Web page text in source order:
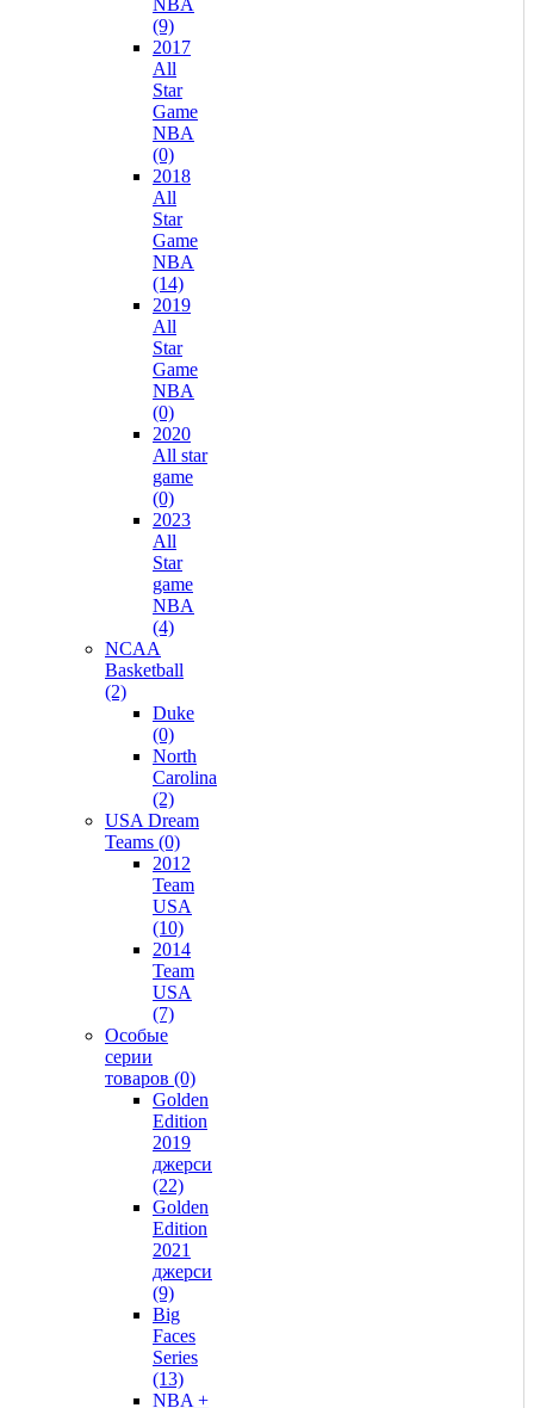
(9)
2017
All
Star
Game
NBA
(0)
2018
All
Star
Game
NBA
(14)
2019
All
Star
Game
NBA
(0)
2020
All star
game
(0)
2023
All
Star
game
NBA
(4)
NCAA
Basketball
(2)
Duke
(0)
North
Carolina
(2)
USA Dream
Teams (0)
2012
Team
USA
(10)
2014
Team
USA
(7)
Особые
серии
товаров (0)
Golden
Edition
2019
джерси
(22)
Golden
Edition
2021
джерси
(9)
Big
Faces
Series
(13)
NBA +